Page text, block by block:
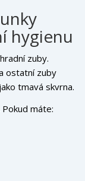
hygienu
zuby.
ostatní zuby
tmavá skvrna.
zubaře a zjistit,
máte: